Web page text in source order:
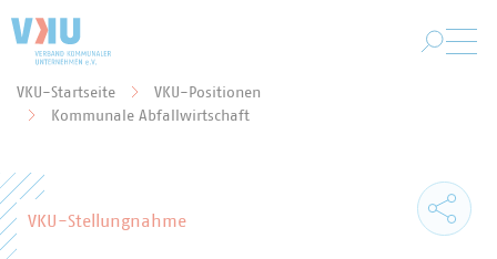
Sie befinden sich hier:
VKU-Startseite
VKU-Positionen
Kommunale Abfallwirtschaft
VKU-Stellungnahme